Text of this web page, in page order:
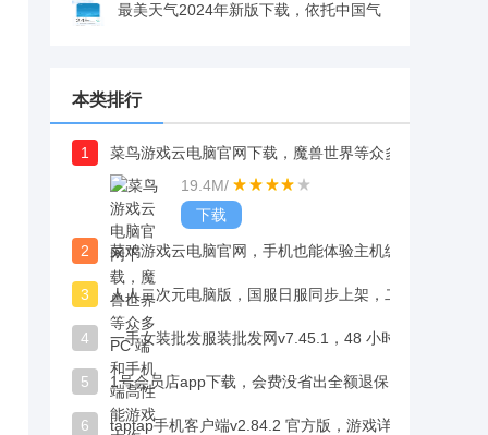
谱详细易懂v6.5.0 安卓版
最美天气2024年新版下载，依托中国气
本类排行
1
19.4M/
下载
2
3
4
5
6